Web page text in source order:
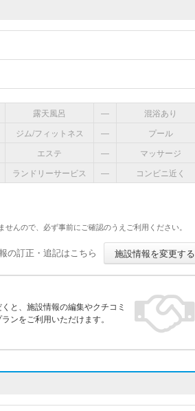
露天風呂 ―
混浴あり
ジム/フィットネス ―
プール
エステ ―
マッサージ
ランドリーサービス ―
コンビニ近く
んので、必ず事前にご確認のうえご利用ください。
施設情報を変更する
の訂正・追記はこちら
と、施設情報の編集やクチコミ
ンをご利用いただけます。